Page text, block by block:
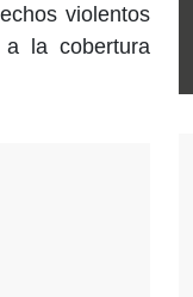
violentos
la cobertura